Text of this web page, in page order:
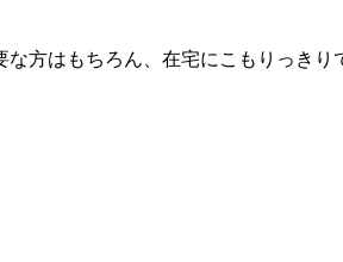
方はもちろん、在宅にこもりっきり